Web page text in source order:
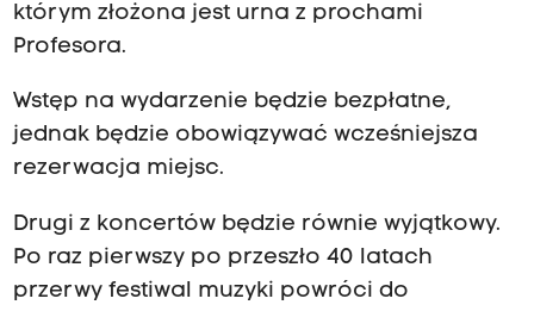
którym złożona jest urna z prochami
Profesora.
Wstęp na wydarzenie będzie bezpłatne,
jednak będzie obowiązywać wcześniejsza
rezerwacja miejsc.
Drugi z koncertów będzie równie wyjątkowy.
Po raz pierwszy po przeszło 40 latach
przerwy festiwal muzyki powróci do